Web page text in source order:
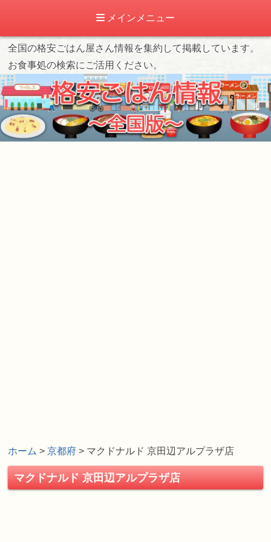
メインメニュー
全国の格安ごはん屋さん情報を集約して掲載しています。
お食事処の検索にご活用ください。
ホーム >京都府 > マクドナルド 京田辺アルプラザ店
マクドナルド 京田辺アルプラザ店